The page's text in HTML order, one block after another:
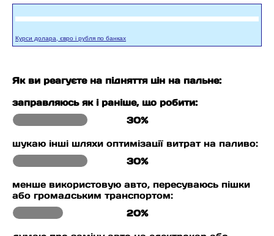
Курси долара, євро і рубля по банках
Як ви реагуєте на підняття цін на пальне:
заправляюсь як і раніше, що робити:
30%
шукаю інші шляхи оптимізації витрат на паливо:
30%
менше використовую авто, пересуваюсь пішки
або громадським транспортом:
20%